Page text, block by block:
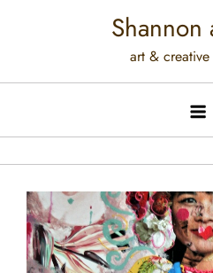
Shannon
art & creative